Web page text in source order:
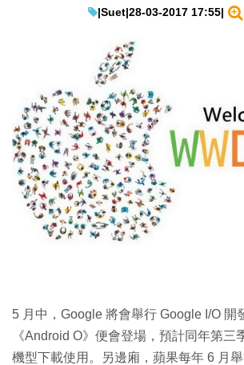
IT Times
生成式AI與雲端應用
Enterprise Digital Transformation
特集
|Suet|28-03-2017 17:55|
5 月中，Google 將會舉行 Google I/O 開
《Android O》便會登場，預計同年第三
機型下載使用。另邊廂，蘋果每年 6 月